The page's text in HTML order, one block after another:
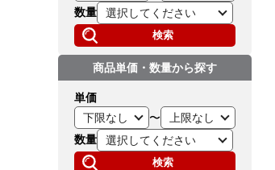
数量
検索
商品単価・数量から探す
単価
〜
数量
検索